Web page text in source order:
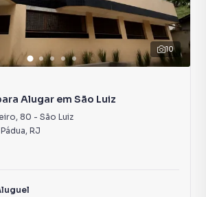
10
Alugar em São Luiz
, 80 - São Luiz
, RJ